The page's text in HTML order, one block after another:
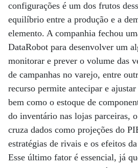
configurações é um dos frutos
equilíbrio entre a produção e a
elemento. A companhia fechou
DataRobot para desenvolver um
monitorar e prever o volume das
de campanhas no varejo, entre
recurso permite antecipar e
bem como o estoque de
do inventário nas lojas parceiras,
cruza dados como projeções do
estratégias de rivais e os efeitos
Esse último fator é essencial, já